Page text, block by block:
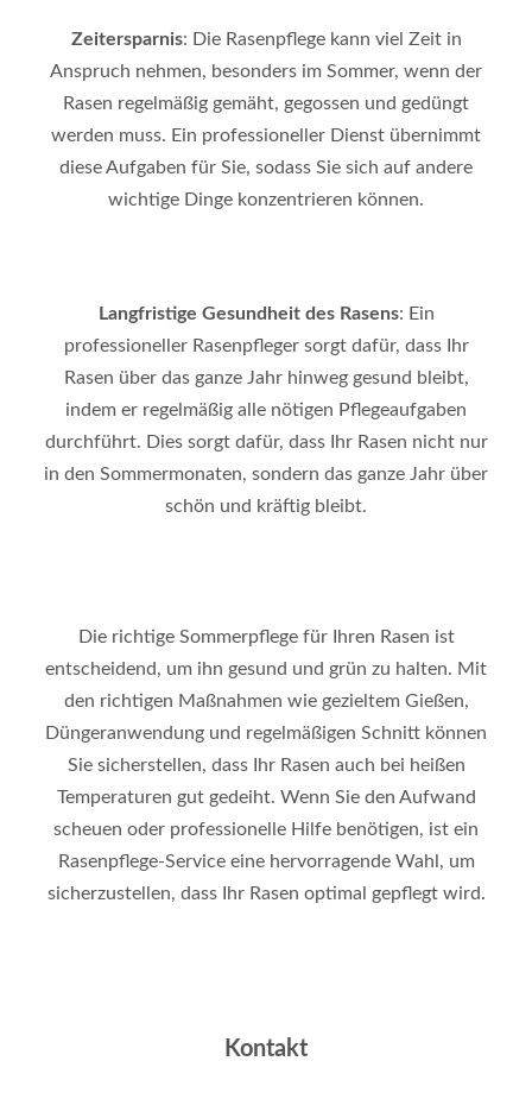
Zeitersparnis: Die Rasenpflege kann viel Zeit in
Anspruch nehmen, besonders im Sommer, wenn der
Rasen regelmäßig gemäht, gegossen und gedüngt
werden muss. Ein professioneller Dienst übernimmt
diese Aufgaben für Sie, sodass Sie sich auf andere
wichtige Dinge konzentrieren können.
Langfristige Gesundheit des Rasens: Ein
professioneller Rasenpfleger sorgt dafür, dass Ihr
Rasen über das ganze Jahr hinweg gesund bleibt,
indem er regelmäßig alle nötigen Pflegeaufgaben
durchführt. Dies sorgt dafür, dass Ihr Rasen nicht nur
in den Sommermonaten, sondern das ganze Jahr über
schön und kräftig bleibt.
Die richtige Sommerpflege für Ihren Rasen ist
entscheidend, um ihn gesund und grün zu halten. Mit
den richtigen Maßnahmen wie gezieltem Gießen,
Düngeranwendung und regelmäßigen Schnitt können
Sie sicherstellen, dass Ihr Rasen auch bei heißen
Temperaturen gut gedeiht. Wenn Sie den Aufwand
scheuen oder professionelle Hilfe benötigen, ist ein
Rasenpflege-Service eine hervorragende Wahl, um
sicherzustellen, dass Ihr Rasen optimal gepflegt wird.
Kontakt